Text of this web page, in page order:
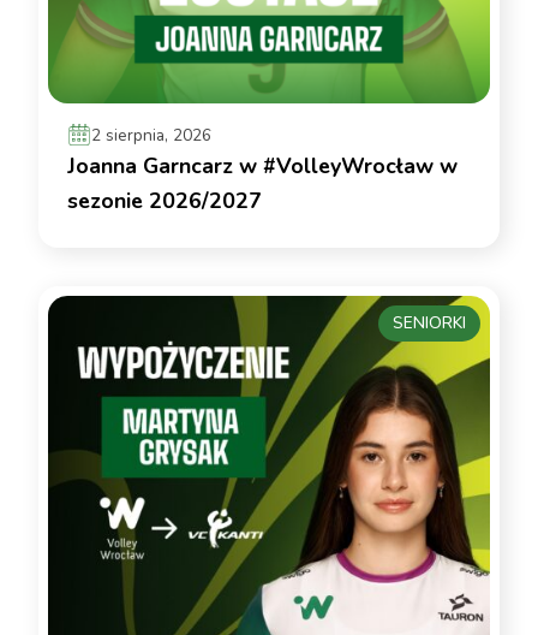
2 sierpnia, 2026
Joanna Garncarz w #VolleyWrocław w
sezonie 2026/2027
SENIORKI